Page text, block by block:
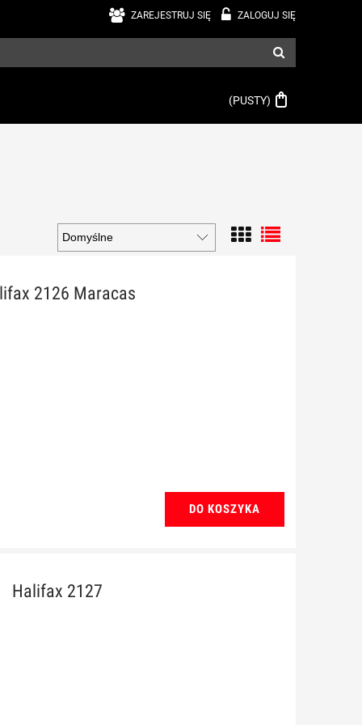
ZAREJESTRUJ SIĘ ZALOGUJ SIĘ
(PUSTY)
2126 Maracas
DO KOSZYKA
Halifax 2127